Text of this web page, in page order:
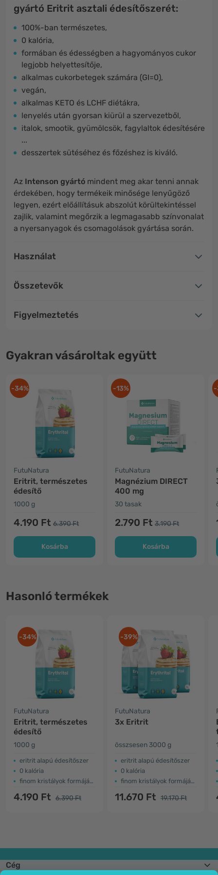
gyártó Eritrit asztali édesítőszerét:
100%-ban természetes,
0 kalória,
formában és édességben a hagyományos cukor
legjobb helyettesítője,
alkalmas cukorbetegek számára (GI=0),
vegán,
alkalmas KETO és LCHF diétákra,
lenyelés után gyorsan kiürül a szervezetből,
italok, smootik, gyümölcsök, fagylaltok édesítésére
...
desszertek sütéséhez és főzéshez is kiváló.
Az Intenson gyártó mindent meg akar tenni annak
érdekében, hogy termékeik minősége lenyűgöző
legyen, ezért előállításuk abszolút körültekintéssel
zajlik, valamint megőrzik a legmagasabb színvonalat
a nyersanyagok és csomagolások gyártása során.
Használat
Összetevők
Figyelmeztetés
Gyakran vásároltak együtt
-34%
FutuNatura
Eritrit, természetes
édesítő
1000 g
4.190 Ft 6.390 Ft
Kosárba
-13%
FutuNatura
Magnézium DIRECT
400 mg
30 tasak
2.790 Ft 3.190 Ft
Kosárba
-
Hasonló termékek
-34%
FutuNatura
Eritrit, természetes
édesítő
1000 g
eritrit alapú édesítőszer
0 kalória
finom kristályok formájában
4.190 Ft 6.390 Ft
-39%
FutuNatura
3x Eritrit
összsesen 3000 g
eritrit alapú édesítőszer
0 kalória
finom kristályok formájában
11.670 Ft 19.170 Ft
Cég